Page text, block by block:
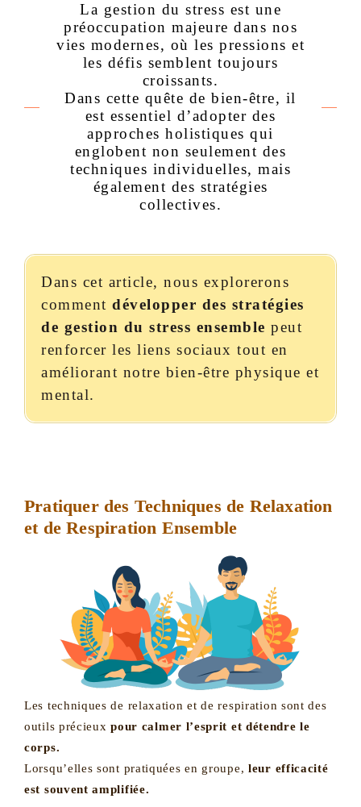
La gestion du stress est une
préoccupation majeure dans nos
vies modernes, où les pressions et
les défis semblent toujours
croissants.
Dans cette quête de bien-être, il
est essentiel d’adopter des
approches holistiques qui
englobent non seulement des
techniques individuelles, mais
également des stratégies
collectives.
Dans cet article, nous explorerons
comment développer des stratégies
de gestion du stress ensemble peut
renforcer les liens sociaux tout en
améliorant notre bien-être physique et
mental.
Pratiquer des Techniques de Relaxation
et de Respiration Ensemble
Les techniques de relaxation et de respiration sont des
outils précieux pour calmer l’esprit et détendre le
corps.
Lorsqu’elles sont pratiquées en groupe, leur efficacité
est souvent amplifiée.